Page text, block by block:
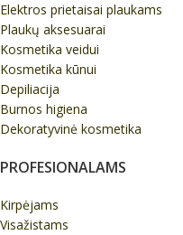
Elektros prietaisai plaukams
Plaukų aksesuarai
Kosmetika veidui
Kosmetika kūnui
Depiliacija
Burnos higiena
Dekoratyvinė kosmetika
PROFESIONALAMS
Kirpėjams
Visažistams